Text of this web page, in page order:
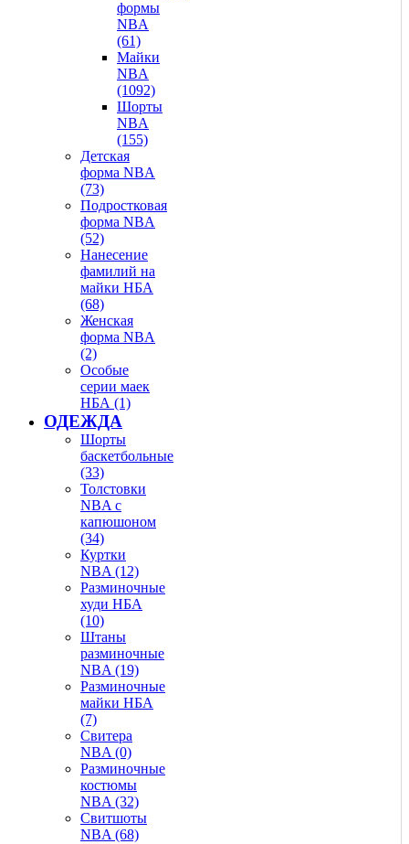
формы
NBA
(61)
Майки
NBA
(1092)
Шорты
NBA
(155)
Детская
форма NBA
(73)
Подростковая
форма NBA
(52)
Нанесение
фамилий на
майки НБА
(68)
Женская
форма NBA
(2)
Особые
серии маек
НБА (1)
ОДЕЖДА
Шорты
баскетбольные
(33)
Толстовки
NBA с
капюшоном
(34)
Куртки
NBA (12)
Разминочные
худи НБА
(10)
Штаны
разминочные
NBA (19)
Разминочные
майки НБА
(7)
Свитера
NBA (0)
Разминочные
костюмы
NBA (32)
Свитшоты
NBA (68)